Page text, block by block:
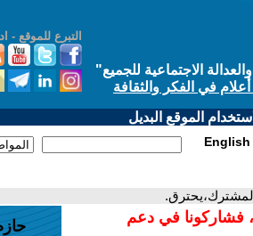
التبرع للموقع -
الاجتماعية للجميع"
في الفكر والثقافة
الموقع البديل
English
فشاركونا في دعم